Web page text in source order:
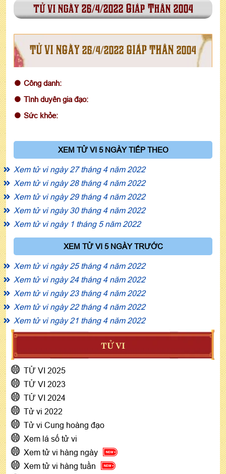
tử vi ngày 26/4/2022 Giáp Thân 2004
TỬ VI NGÀY 26/4/2022 GIÁP THÂN 2004
Công danh:
Tình duyên gia đạo:
Sức khỏe:
XEM TỬ VI 5 NGÀY TIẾP THEO
Xem tử vi ngày 27 tháng 4 năm 2022
Xem tử vi ngày 28 tháng 4 năm 2022
Xem tử vi ngày 29 tháng 4 năm 2022
Xem tử vi ngày 30 tháng 4 năm 2022
Xem tử vi ngày 1 tháng 5 năm 2022
XEM TỬ VI 5 NGÀY TRƯỚC
Xem tử vi ngày 25 tháng 4 năm 2022
Xem tử vi ngày 24 tháng 4 năm 2022
Xem tử vi ngày 23 tháng 4 năm 2022
Xem tử vi ngày 22 tháng 4 năm 2022
Xem tử vi ngày 21 tháng 4 năm 2022
TỬ VI
TỬ VI 2025
TỬ VI 2023
TỬ VI 2024
Tử vi 2022
Tử vi Cung hoàng đạo
Xem lá số tử vi
Xem tử vi hàng ngày
Xem tử vi hàng tuần